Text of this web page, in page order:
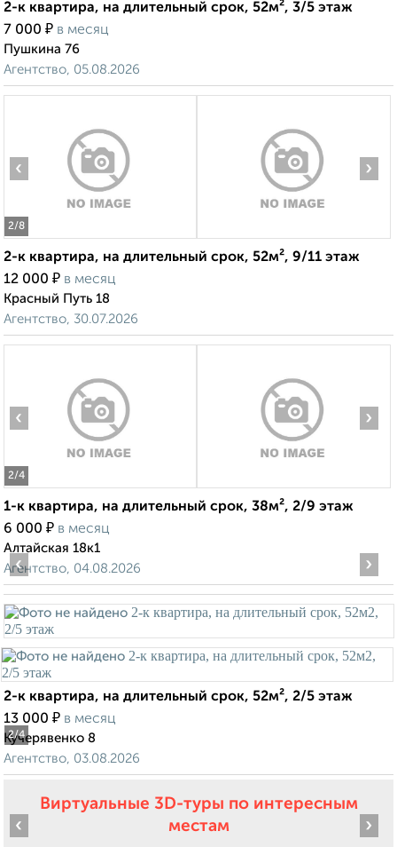
2-к квартира, на длительный срок, 52м², 3/5 этаж
7 000 ₽ в месяц
Пушкина 76
Агентство, 05.08.2026
2/8
‹ ›
2-к квартира, на длительный срок, 52м², 9/11 этаж
12 000 ₽ в месяц
Красный Путь 18
Агентство, 30.07.2026
2/4
‹ ›
1-к квартира, на длительный срок, 38м², 2/9 этаж
6 000 ₽ в месяц
Алтайская 18к1
Агентство, 04.08.2026
2/4
‹ ›
2-к квартира, на длительный срок, 52м², 2/5 этаж
13 000 ₽ в месяц
Кучерявенко 8
Агентство, 03.08.2026
Виртуальные 3D-туры по интересным
местам
‹ ›